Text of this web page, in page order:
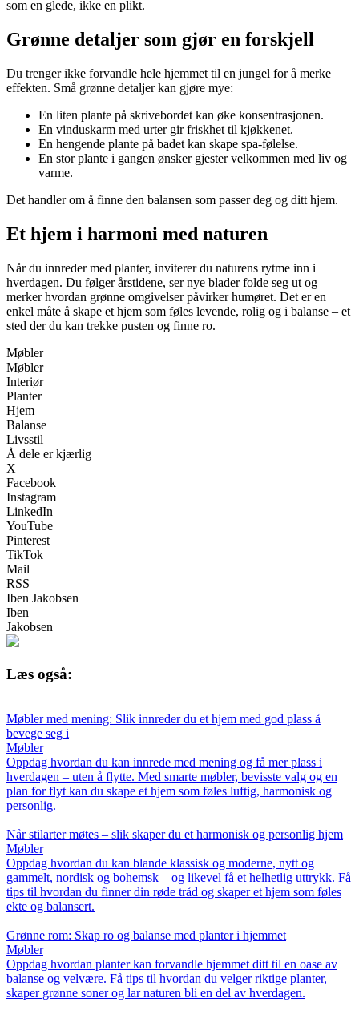
som en glede, ikke en plikt.
Grønne detaljer som gjør en forskjell
Du trenger ikke forvandle hele hjemmet til en jungel for å merke
effekten. Små grønne detaljer kan gjøre mye:
En liten plante på skrivebordet kan øke konsentrasjonen.
En vinduskarm med urter gir friskhet til kjøkkenet.
En hengende plante på badet kan skape spa-følelse.
En stor plante i gangen ønsker gjester velkommen med liv og
varme.
Det handler om å finne den balansen som passer deg og ditt hjem.
Et hjem i harmoni med naturen
Når du innreder med planter, inviterer du naturens rytme inn i
hverdagen. Du følger årstidene, ser nye blader folde seg ut og
merker hvordan grønne omgivelser påvirker humøret. Det er en
enkel måte å skape et hjem som føles levende, rolig og i balanse – et
sted der du kan trekke pusten og finne ro.
Møbler
Møbler
Interiør
Planter
Hjem
Balanse
Livsstil
Å dele er kjærlig
X
Facebook
Instagram
LinkedIn
YouTube
Pinterest
TikTok
Mail
RSS
Iben Jakobsen
Iben
Jakobsen
Læs også:
Møbler med mening: Slik innreder du et hjem med god plass å
bevege seg i
Møbler
Oppdag hvordan du kan innrede med mening og få mer plass i
hverdagen – uten å flytte. Med smarte møbler, bevisste valg og en
plan for flyt kan du skape et hjem som føles luftig, harmonisk og
personlig.
Når stilarter møtes – slik skaper du et harmonisk og personlig hjem
Møbler
Oppdag hvordan du kan blande klassisk og moderne, nytt og
gammelt, nordisk og bohemsk – og likevel få et helhetlig uttrykk. Få
tips til hvordan du finner din røde tråd og skaper et hjem som føles
ekte og balansert.
Grønne rom: Skap ro og balanse med planter i hjemmet
Møbler
Oppdag hvordan planter kan forvandle hjemmet ditt til en oase av
balanse og velvære. Få tips til hvordan du velger riktige planter,
skaper grønne soner og lar naturen bli en del av hverdagen.